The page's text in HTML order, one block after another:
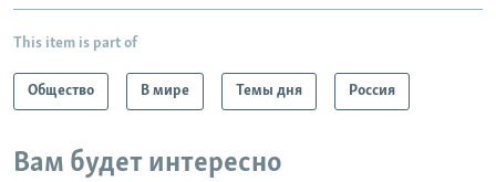
This item is part of
Общество В мире Темы дня Россия
Вам будет интересно